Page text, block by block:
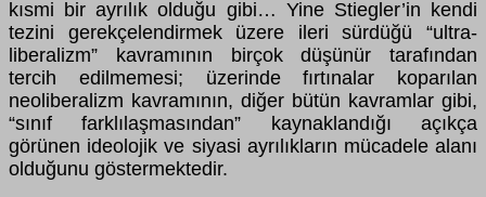
kısmi bir ayrılık olduğu gibi… Yine Stiegler’in kendi
tezini gerekçelendirmek üzere ileri sürdüğü “ultra-
liberalizm” kavramının birçok düşünür tarafından
tercih edilmemesi; üzerinde fırtınalar koparılan
neoliberalizm kavramının, diğer bütün kavramlar gibi,
“sınıf farklılaşmasından” kaynaklandığı açıkça
görünen ideolojik ve siyasi ayrılıkların mücadele alanı
olduğunu göstermektedir.